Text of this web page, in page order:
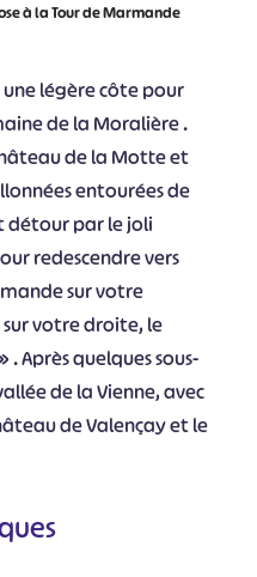
à la Tour de Marmande
légère côte pour
de la Moralière .
de la Motte et
entourées de
détour par le joli
redescendre vers
sur votre
sur votre droite, le
Après quelques sous-
de la Vienne, avec
de Valençay et le